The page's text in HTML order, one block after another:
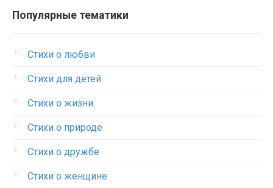
Популярные тематики
Стихи о любви
Стихи для детей
Стихи о жизни
Стихи о природе
Стихи о дружбе
Стихи о женщине